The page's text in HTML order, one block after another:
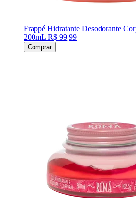
Frappé Hidratante Desodorante
200mL R$ 99,99
Comprar